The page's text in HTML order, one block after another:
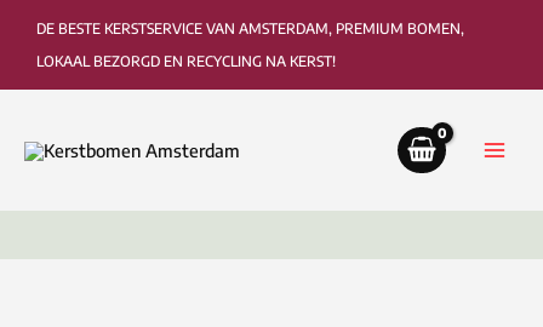
DE BESTE KERSTSERVICE VAN AMSTERDAM, PREMIUM BOMEN,
LOKAAL BEZORGD EN RECYCLING NA KERST!